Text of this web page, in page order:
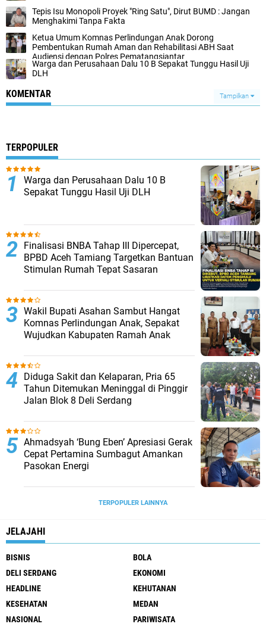
Tepis Isu Monopoli Proyek "Ring Satu", Dirut BUMD : Jangan
Menghakimi Tanpa Fakta
Ketua Umum Komnas Perlindungan Anak Dorong
Pembentukan Rumah Aman dan Rehabilitasi ABH Saat
Audiensi dengan Polres Pematangsiantar
Warga dan Perusahaan Dalu 10 B Sepakat Tunggu Hasil Uji
DLH
KOMENTAR Tampilkan
TERPOPULER
Warga dan Perusahaan Dalu 10 B
Sepakat Tunggu Hasil Uji DLH
Finalisasi BNBA Tahap III Dipercepat,
BPBD Aceh Tamiang Targetkan Bantuan
Stimulan Rumah Tepat Sasaran
Wakil Bupati Asahan Sambut Hangat
Komnas Perlindungan Anak, Sepakat
Wujudkan Kabupaten Ramah Anak
Diduga Sakit dan Kelaparan, Pria 65
Tahun Ditemukan Meninggal di Pinggir
Jalan Blok 8 Deli Serdang
Ahmadsyah ‘Bung Eben’ Apresiasi Gerak
Cepat Pertamina Sumbagut Amankan
Pasokan Energi
TERPOPULER LAINNYA
JELAJAHI
BISNIS
BOLA
DELI SERDANG
EKONOMI
HEADLINE
KEHUTANAN
KESEHATAN
MEDAN
NASIONAL
PARIWISATA